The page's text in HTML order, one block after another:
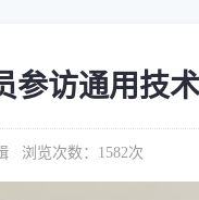
参访通用技
浏览次数： 1582次